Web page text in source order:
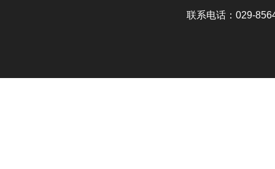
联系电话：029-